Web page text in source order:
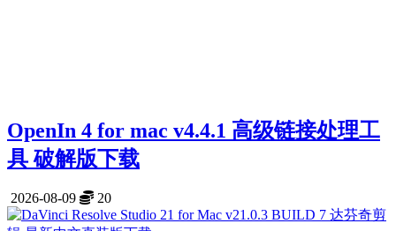
OpenIn 4 for mac v4.4.1 高级链接处理工
具 破解版下载
2026-08-09 20